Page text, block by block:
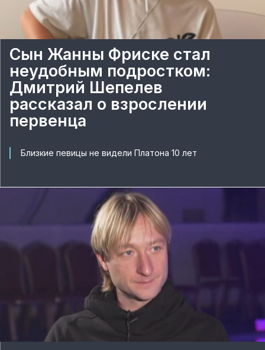
Сын Жанны Фриске стал
неудобным подростком:
Дмитрий Шепелев
рассказал о взрослении
первенца
Близкие певицы не видели Платона 10 лет